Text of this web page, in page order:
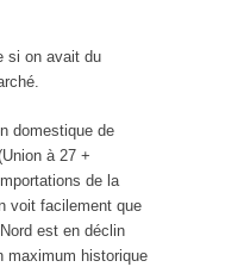
si on avait du
domestique de
à 27 +
de la
voit facilement que
est en déclin
maximum historique